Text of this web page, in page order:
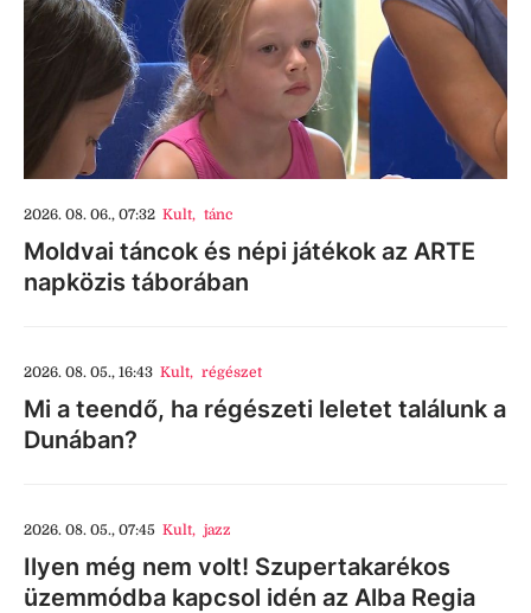
2026. 08. 06., 07:32 Kult, tánc
Moldvai táncok és népi játékok az ARTE
napközis táborában
2026. 08. 05., 16:43 Kult, régészet
Mi a teendő, ha régészeti leletet találunk a
Dunában?
2026. 08. 05., 07:45 Kult, jazz
Ilyen még nem volt! Szupertakarékos
üzemmódba kapcsol idén az Alba Regia